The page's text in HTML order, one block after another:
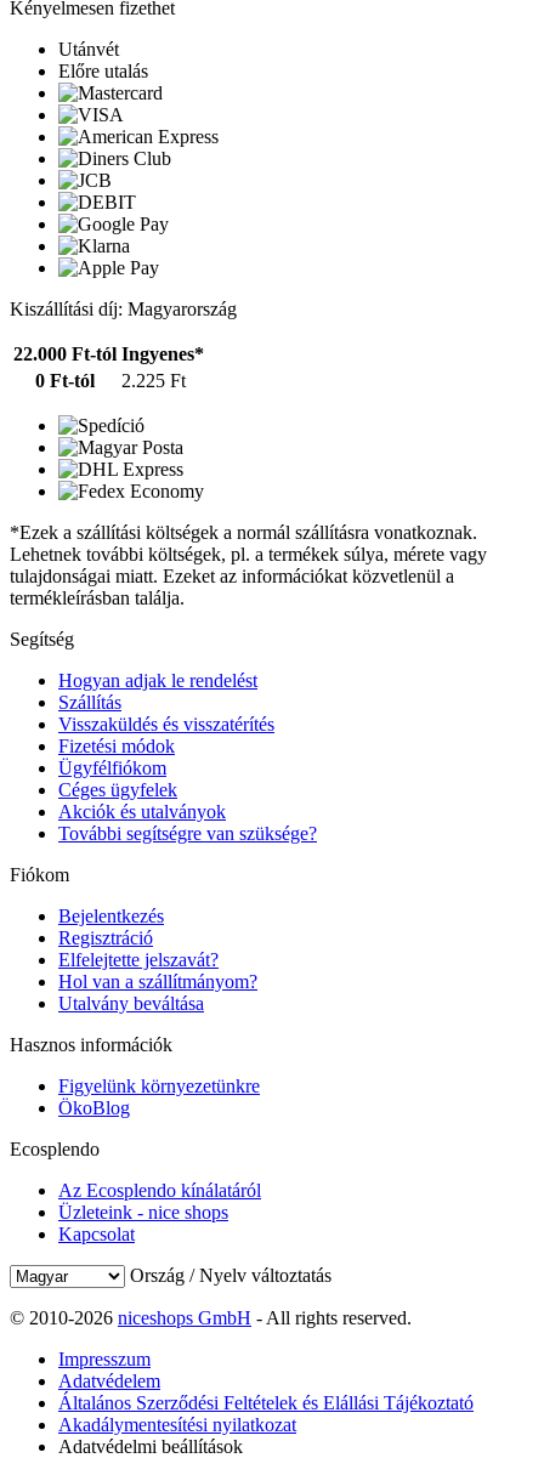
Kényelmesen fizethet
Utánvét
Előre utalás
Kiszállítási díj: Magyarország
22.000 Ft-tól Ingyenes*
0 Ft-tól
2.225 Ft
*Ezek a szállítási költségek a normál szállításra vonatkoznak.
Lehetnek további költségek, pl. a termékek súlya, mérete vagy
tulajdonságai miatt. Ezeket az információkat közvetlenül a
termékleírásban találja.
Segítség
Hogyan adjak le rendelést
Szállítás
Visszaküldés és visszatérítés
Fizetési módok
Ügyfélfiókom
Céges ügyfelek
Akciók és utalványok
További segítségre van szüksége?
Fiókom
Bejelentkezés
Regisztráció
Elfelejtette jelszavát?
Hol van a szállítmányom?
Utalvány beváltása
Hasznos információk
Figyelünk környezetünkre
ÖkoBlog
Ecosplendo
Az Ecosplendo kínálatáról
Üzleteink - nice shops
Kapcsolat
Ország / Nyelv változtatás
© 2010-2026 niceshops GmbH - All rights reserved.
Impresszum
Adatvédelem
Általános Szerződési Feltételek és Elállási Tájékoztató
Akadálymentesítési nyilatkozat
Adatvédelmi beállítások